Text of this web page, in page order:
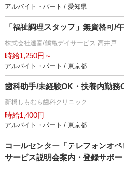
アルバイト・パート / 愛知県
「福祉調理スタッフ」無資格可/
株式会社達富/鶴亀デイサービス 高井戸
時給1,250円～
アルバイト・パート / 東京都
歯科助手/未経験OK・扶養内勤務
新橋しもむら歯科クリニック
時給1,400円
アルバイト・パート / 東京都
コールセンター「テレフォンオ
サービス説明会案内・登録サポ